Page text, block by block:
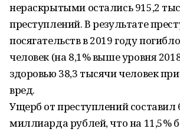
нераскрытыми остались 915,2
преступлений. В результате
посягательств в 2019 году
человек (на 8,1% выше уровня
здоровью 38,3 тысячи человек
вред.
Ущерб от преступлений составил
миллиарда рублей, что на 11,5%